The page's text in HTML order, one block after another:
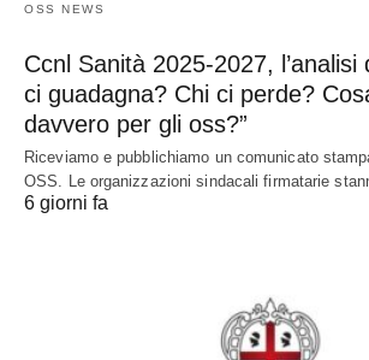
OSS NEWS
Ccnl Sanità 2025-2027, l’analisi
ci guadagna? Chi ci perde?
davvero per gli oss?”
Riceviamo e pubblichiamo un comunicato
OSS. Le organizzazioni sindacali firmatarie
6 giorni fa